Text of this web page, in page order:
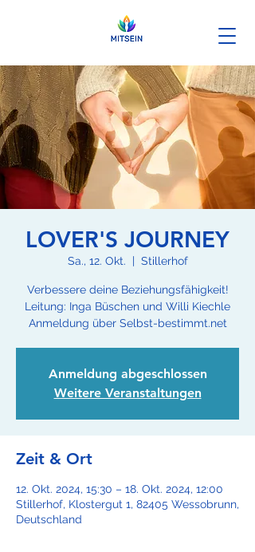
LOVER'S JOURNEY
Sa., 12. Okt.
  |
Stillerhof
Verbessere deine Beziehungsfähigkeit!
Leitung: Inga Büschen und Willi Kiechle
Anmeldung über Selbst-bestimmt.net
Anmeldung abgeschlossen
Weitere Veranstaltungen
Zeit & Ort
12. Okt. 2024, 15:30 – 18. Okt. 2024, 12:00
Stillerhof, Klostergut 1, 82405 Wessobrunn,
Deutschland